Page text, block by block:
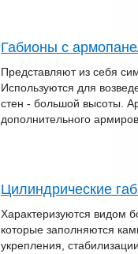
Габионы с
Представляют из себя
Используются для
стен - большой высоты.
дополнительного
Цилиндрические
Характеризуются видом
которые заполняются
укрепления,